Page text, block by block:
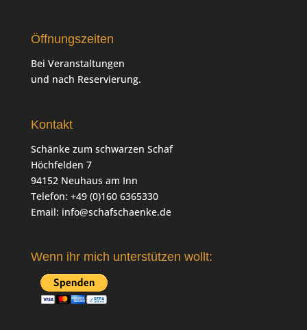
Öffnungszeiten
Bei Veranstaltungen
und nach Reservierung.
Kontakt
Schänke zum schwarzen Schaf
Höchfelden 7
94152 Neuhaus am Inn
Telefon: +49 (0)160 6365330
Email: info@schafschaenke.de
Wenn ihr mich unterstützen wollt: